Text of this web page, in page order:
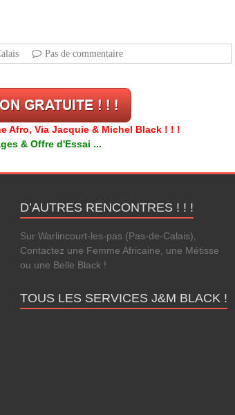
Pas de commentaire
Afro, Via Jacquie & Michel Black ! ! !
& Offre d'Essai ...
D’AUTRES RENCONTRES ! ! !
Sur Warlincourt-les-pas (Pas-de-Calais),
Contactez une Femme Africaine, une Métisse
ou une Belle Black !
TOUS LES SERVICES J&M BLACK !